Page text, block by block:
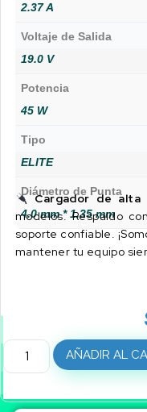
2.37 A
Voltaje de Salida
19.0 V
Potencia
45 W
Tipo
ELITE
Diámetro de Punta
4.0 mm * 1.35 mm
Cargador de alta
modelos. Respaldo
soporte confiable.
mantener tu equipo
AÑADIR AL